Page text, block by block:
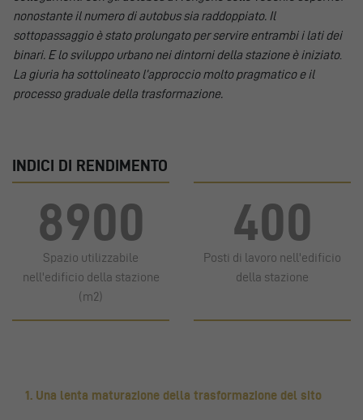
nonostante il numero di autobus sia raddoppiato. Il
sottopassaggio è stato prolungato per servire entrambi i lati dei
binari. E lo sviluppo urbano nei dintorni della stazione è iniziato.
La giuria ha sottolineato l’approccio molto pragmatico e il
processo graduale della trasformazione.
INDICI DI RENDIMENTO
8900
Spazio utilizzabile
nell'edificio della stazione
(m2)
400
Posti di lavoro nell'edificio
della stazione
1. Una lenta maturazione della trasformazione del sito